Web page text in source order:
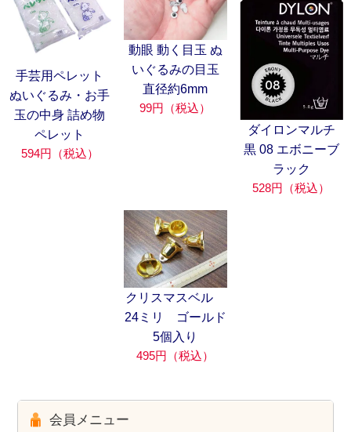
手芸用ペレット
ぬいぐるみ・お手
玉の中身 詰め物
ペレット
594円（税込）
動眼 動く目玉 ぬ
いぐるみの目玉
直径約6mm
99円（税込）
ダイロンマルチ
黒 08 エボニーブ
ラック
528円（税込）
クリスマスベル
24ミリ ゴールド
5個入り
495円（税込）
会員メニュー